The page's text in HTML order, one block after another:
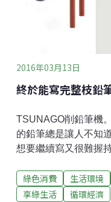
2016年03月13日
終於能寫完整枝鉛
TSUNAGO削鉛筆機
的鉛筆總是讓人不知
想要繼續寫又很難握
家專門做削鉛筆器的
Jukyudo 發表了一個
綠色消費 生活環境
享綠生活
循環經濟